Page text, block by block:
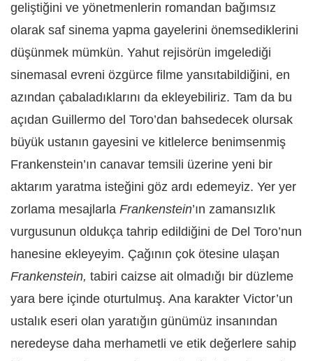
geliştiğini ve yönetmenlerin romandan bağımsız
olarak saf sinema yapma gayelerini önemsediklerini
düşünmek mümkün. Yahut rejisörün imgelediği
sinemasal evreni özgürce filme yansıtabildiğini, en
azından çabaladıklarını da ekleyebiliriz. Tam da bu
açıdan Guillermo del Toro’dan bahsedecek olursak
büyük ustanın gayesini ve kitlelerce benimsenmiş
Frankenstein’ın canavar temsili üzerine yeni bir
aktarım yaratma isteğini göz ardı edemeyiz. Yer yer
zorlama mesajlarla Frankenstein’ın zamansızlık
vurgusunun oldukça tahrip edildiğini de Del Toro’nun
hanesine ekleyeyim. Çağının çok ötesine ulaşan
Frankenstein, tabiri caizse ait olmadığı bir düzleme
yara bere içinde oturtulmuş. Ana karakter Victor’un
ustalık eseri olan yaratığın günümüz insanından
neredeyse daha merhametli ve etik değerlere sahip